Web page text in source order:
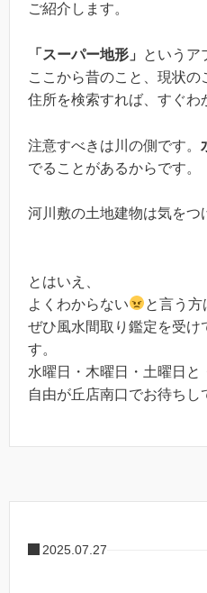
ご紹介します。
「スーパー地形」
というア
ここから昔のこと、現状の
住所を検索すれば、すぐわ
注意すべきは川の側です。
でることがあるからです。
河川敷の土地建物は気をつ
とはいえ、
よくわからない
と言う方
ぜひ風水間取り鑑定を受け
す。
水曜日・木曜日・土曜日と
自由が丘店南口でお待ちし
2025.07.27